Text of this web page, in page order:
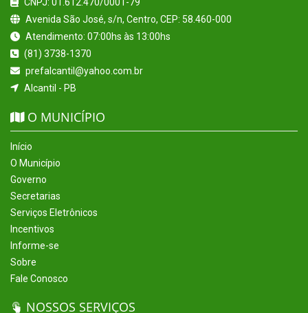
Avenida São José, s/n, Centro, CEP: 58.460-000
Atendimento: 07:00hs às 13:00hs
(81) 3738-1370
prefalcantil@yahoo.com.br
Alcantil - PB
O MUNICÍPIO
Início
O Município
Governo
Secretarias
Serviços Eletrônicos
Incentivos
Informe-se
Sobre
Fale Conosco
NOSSOS SERVIÇOS